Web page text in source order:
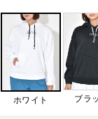
ホワイト ブラ